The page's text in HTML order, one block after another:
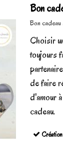
Bon
Bon
Choisir
toujours
de faire
d'amour
cadeau.